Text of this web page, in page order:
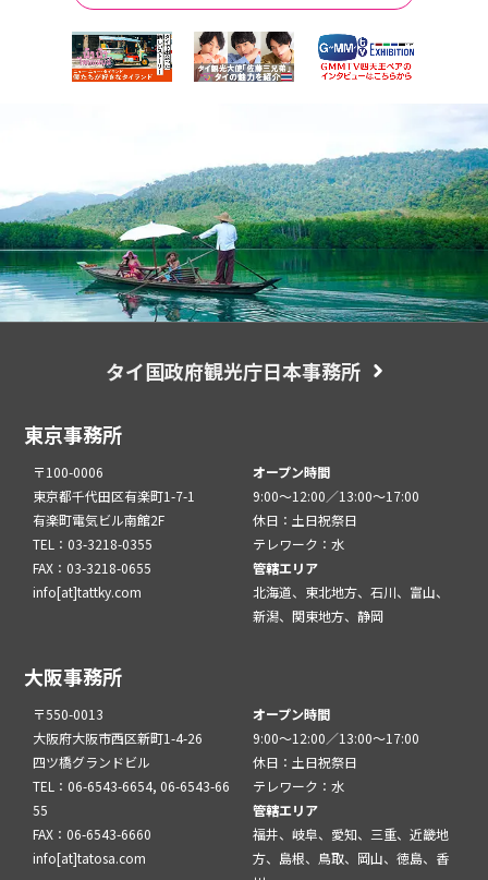
タイ国政府観光庁日本事務所
東京事務所
〒100-0006
東京都千代田区有楽町1-7-1
有楽町電気ビル南館2F
TEL：03-3218-0355
FAX：03-3218-0655
info[at]tattky.com
オープン時間
9:00～12:00／13:00～17:00
休日：土日祝祭日
テレワーク：水
管轄エリア
北海道、東北地方、石川、富山、
新潟、関東地方、静岡
大阪事務所
〒550-0013
大阪府大阪市西区新町1-4-26
四ツ橋グランドビル
TEL：06-6543-6654, 06-6543-66
55
FAX：06-6543-6660
info[at]tatosa.com
オープン時間
9:00～12:00／13:00～17:00
休日：土日祝祭日
テレワーク：水
管轄エリア
福井、岐阜、愛知、三重、近畿地
方、島根、鳥取、岡山、徳島、香